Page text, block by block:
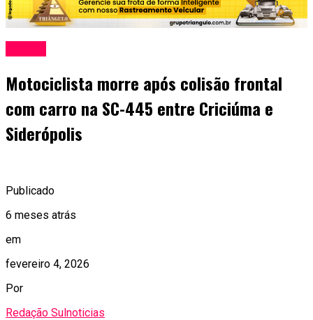
Motociclista morre após colisão frontal
com carro na SC-445 entre Criciúma e
Siderópolis
Publicado
6 meses atrás
em
fevereiro 4, 2026
Por
Redação Sulnoticias